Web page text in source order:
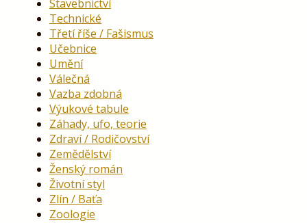
Stavebnictví
Technické
Třetí říše / Fašismus
Učebnice
Umění
Válečná
Vazba zdobná
Výukové tabule
Záhady, ufo, teorie
Zdraví / Rodičovství
Zemědělství
Ženský román
Životní styl
Zlín / Baťa
Zoologie